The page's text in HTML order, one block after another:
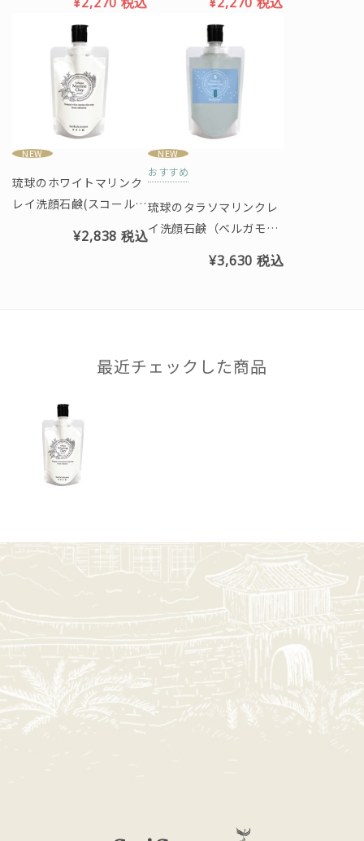
細かい泡が出来上がります。もちもちの泡にパフッと
顔を埋めた時の肌触りにうっとり。
お風呂上りのいつものスキンケアも、ぐんぐん浸透
し、内側から潤いで満たされるのが感じられます。も
ち肌とはこのことか‥！と感動します。
弾力のある泡が作れる秘密は「クチャ」にあります。
細かい粒子が毛穴汚れに吸着し、角質がたまったお肌
のザラザラ感やくすみを洗い流し、透明感のあるお肌
へと導きます。
ね。
■すっきり。なのに、しっとり。
定パッケージ
NEW
琉球のホワイトマリンク
レイ洗顔石鹸(スコールの
¥2,838税込
NEW
おすすめ
琉球のタラソマリンクレ
イ洗顔石鹸（ベルガモッ
タイプ※スパウトパウチ
¥3,630税込
最近チェックした商品